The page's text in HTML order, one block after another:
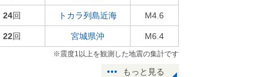
24回 トカラ列島近海 M4.6
22回 宮城県沖 M6.4
※震度1以上を観測した地震の集計です
もっと見る